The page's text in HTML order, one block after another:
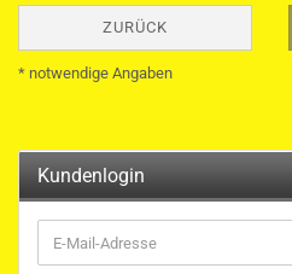
ZURÜCK
* notwendige Angaben
Kundenlogin
E-
Mail-